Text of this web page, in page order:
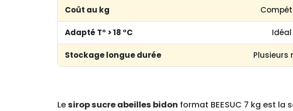
Coût au kg
Adapté T° > 18 °C Idéal
Stockage longue durée Plusieurs
Lesirop sucre abeilles bidon format BEESUC 7 kg est